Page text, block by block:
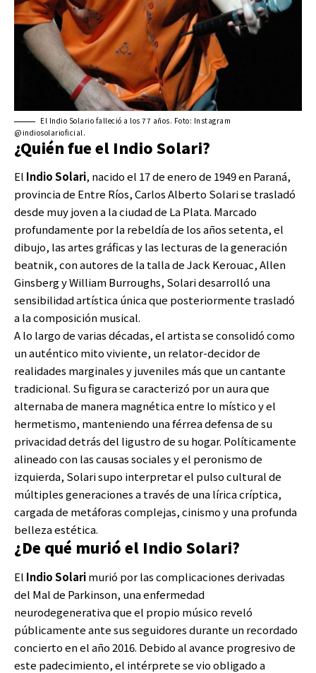
El Indio Solario falleció a los 77 años. Foto: Instagram
@indiosolarioficial.
¿Quién fue el Indio Solari?
El Indio Solari, nacido el 17 de enero de 1949 en Paraná,
provincia de Entre Ríos, Carlos Alberto Solari se trasladó
desde muy joven a la ciudad de La Plata. Marcado
profundamente por la rebeldía de los años setenta, el
dibujo, las artes gráficas y las lecturas de la generación
beatnik, con autores de la talla de Jack Kerouac, Allen
Ginsberg y William Burroughs, Solari desarrolló una
sensibilidad artística única que posteriormente trasladó
a la composición musical.
A lo largo de varias décadas, el artista se consolidó como
un auténtico mito viviente, un relator-decidor de
realidades marginales y juveniles más que un cantante
tradicional. Su figura se caracterizó por un aura que
alternaba de manera magnética entre lo místico y el
hermetismo, manteniendo una férrea defensa de su
privacidad detrás del ligustro de su hogar. Políticamente
alineado con las causas sociales y el peronismo de
izquierda, Solari supo interpretar el pulso cultural de
múltiples generaciones a través de una lírica críptica,
cargada de metáforas complejas, cinismo y una profunda
belleza estética.
¿De qué murió el Indio Solari?
El Indio Solarimurió por las complicaciones derivadas
del Mal de Parkinson, una enfermedad
neurodegenerativa que el propio músico reveló
públicamente ante sus seguidores durante un recordado
concierto en el año 2016. Debido al avance progresivo de
este padecimiento, el intérprete se vio obligado a